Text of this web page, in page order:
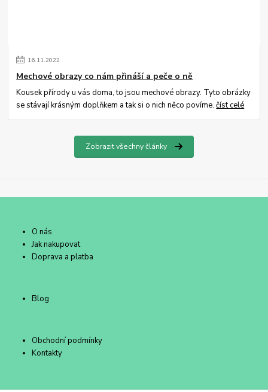
16.11.2022
Mechové obrazy co nám přináší a peče o ně
Kousek přírody u vás doma, to jsou mechové obrazy. Tyto obrázky
se stávají krásným doplňkem a tak si o nich něco povíme.číst celé
Zobrazit všechny články
O nás
Jak nakupovat
Doprava a platba
Blog
Obchodní podmínky
Kontakty